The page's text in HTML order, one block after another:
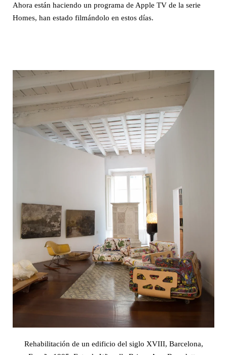
Ahora están haciendo un programa de Apple TV de la serie
Homes, han estado filmándolo en estos días.
Rehabilitación de un edificio del siglo XVIII, Barcelona,